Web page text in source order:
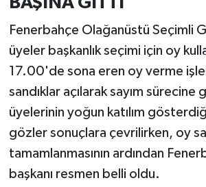
Fenerbahçe Olağanüstü Seçimli
üyeler başkanlık seçimi için oy
17.00'de sona eren oy verme
sandıklar açılarak sayım
üyelerinin yoğun katılım
gözler sonuçlara çevrilirken, oy
tamamlanmasının ardından
başkanı resmen belli oldu.